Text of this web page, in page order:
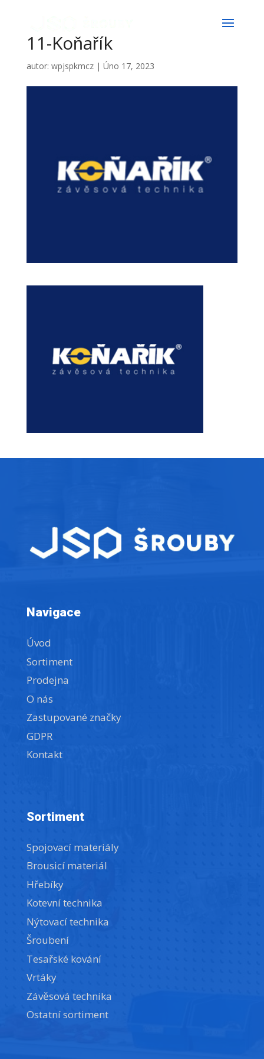
11-Koňařík
autor: wpjspkmcz| Úno 17, 2023
Navigace
Úvod
Sortiment
Prodejna
O nás
Zastupované značky
GDPR
Kontakt
Sortiment
Spojovací materiály
Brousicí materiál
Hřebíky
Kotevní technika
Nýtovací technika
Šroubení
Tesařské kování
Vrtáky
Závěsová technika
Ostatní sortiment